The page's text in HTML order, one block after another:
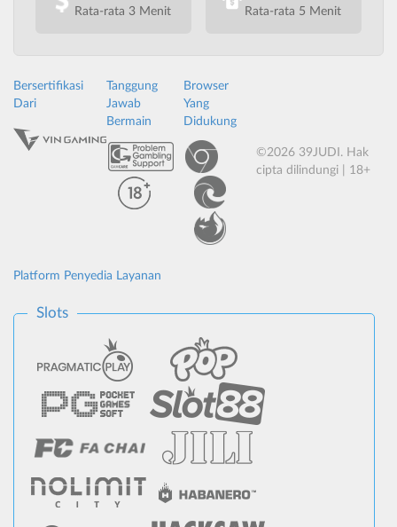
Rata-rata 3 Menit Rata-rata 5 Menit
Bersertifikasi
Dari
Tanggung
Jawab
Bermain
Browser
Yang
Didukung
©2026 39JUDI. Hak
cipta dilindungi | 18+
Platform Penyedia Layanan
Slots